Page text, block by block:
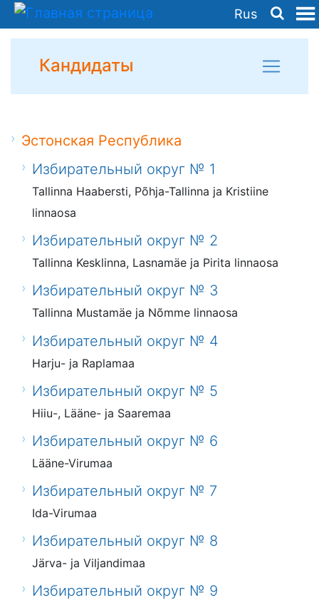
Rus
Кандидаты
Эстонская Республика
Избирательный округ № 1
Tallinna Haabersti, Põhja-Tallinna ja Kristiine
linnaosa
Избирательный округ № 2
Tallinna Kesklinna, Lasnamäe ja Pirita linnaosa
Избирательный округ № 3
Tallinna Mustamäe ja Nõmme linnaosa
Избирательный округ № 4
Harju- ja Raplamaa
Избирательный округ № 5
Hiiu-, Lääne- ja Saaremaa
Избирательный округ № 6
Lääne-Virumaa
Избирательный округ № 7
Ida-Virumaa
Избирательный округ № 8
Järva- ja Viljandimaa
Избирательный округ № 9